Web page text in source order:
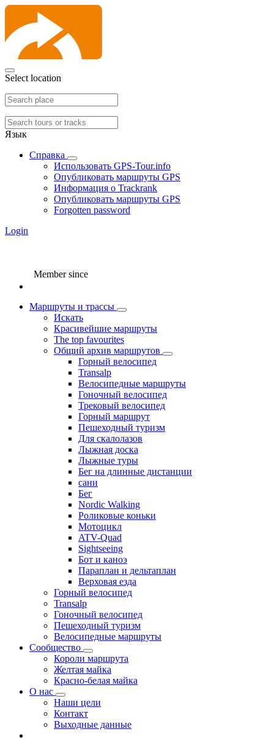
Select location
Язык
Справка
Использовать GPS-Tour.info
Опубликовать маршруты GPS
Информация о Trackrank
Опубликовать маршруты GPS
Forgotten password
Login
Member since
Маршруты и трассы
Искать
Красивейшие маршруты
The top favourites
Общий архив маршрутов
Горный велосипед
Transalp
Велосипедные маршруты
Гоночный велосипед
Трековый велосипед
Горный маршрут
Пешеходный туризм
Для скалолазов
Лыжная доска
Лыжные туры
Бег на длинные дистанции
сани
Бег
Nordic Walking
Роликовые коньки
Мотоцикл
ATV-Quad
Sightseeing
Бот и каноэ
Параплан и дельтаплан
Верховая езда
Горный велосипед
Transalp
Гоночный велосипед
Пешеходный туризм
Велосипедные маршруты
Сообщество
Короли маршрута
Желтая майка
Красно-белая майка
О нас
Наши цели
Контакт
Выходные данные